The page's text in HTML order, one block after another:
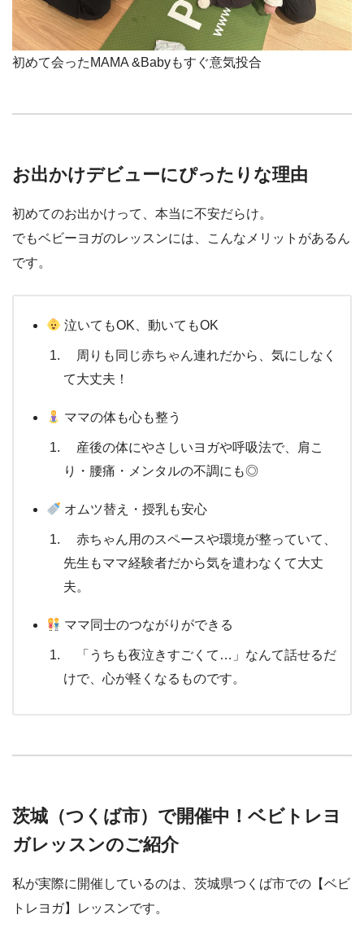
初めて会ったMAMA &Babyもすぐ意気投合
お出かけデビューにぴったりな理由
初めてのお出かけって、本当に不安だらけ。
でもベビーヨガのレッスンには、こんなメリットがあるん
です。
泣いてもOK、動いてもOK
周りも同じ赤ちゃん連れだから、気にしなく
て大丈夫！
ママの体も心も整う
産後の体にやさしいヨガや呼吸法で、肩こ
り・腰痛・メンタルの不調にも◎
オムツ替え・授乳も安心
赤ちゃん用のスペースや環境が整っていて、
先生もママ経験者だから気を遣わなくて大丈
夫。
ママ同士のつながりができる
「うちも夜泣きすごくて…」なんて話せるだ
けで、心が軽くなるものです。
茨城（つくば市）で開催中！ベビトレヨ
ガレッスンのご紹介
私が実際に開催しているのは、茨城県つくば市での【ベビ
トレヨガ】レッスンです。